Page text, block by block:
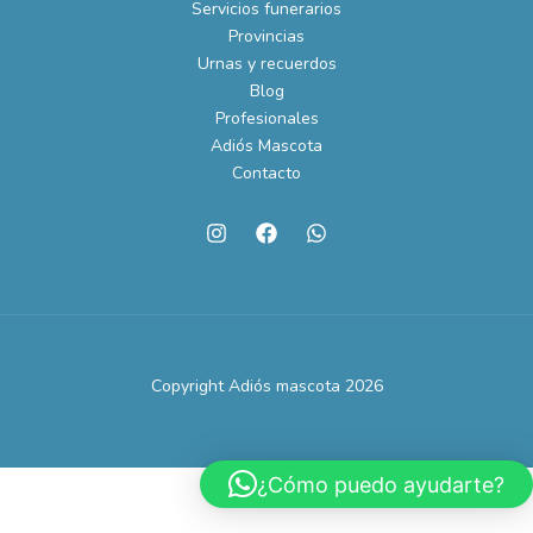
Servicios funerarios
Provincias
Urnas y recuerdos
Blog
Profesionales
Adiós Mascota
Contacto
Copyright Adiós mascota 2026
¿Cómo puedo ayudarte?